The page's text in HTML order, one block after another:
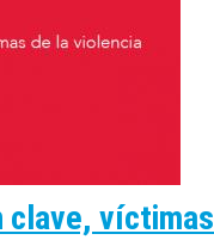
clave, víctimas